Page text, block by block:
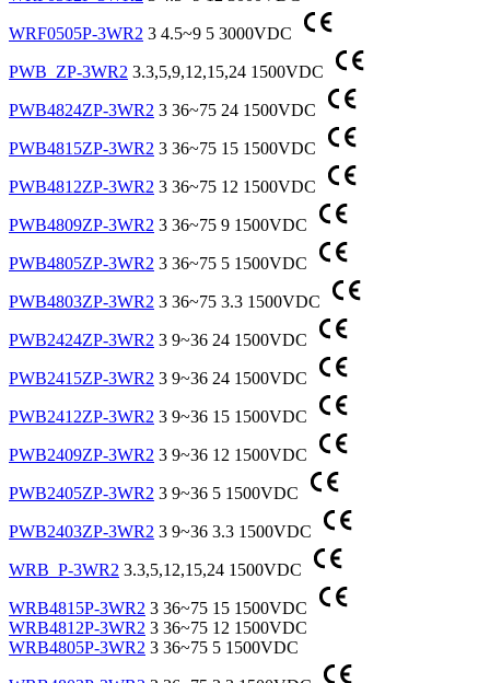
WRF0505P-3WR2 3 4.5~9 5 3000VDC
PWB_ZP-3WR2 3.3,5,9,12,15,24 1500VDC
PWB4824ZP-3WR2 3 36~75 24 1500VDC
PWB4815ZP-3WR2 3 36~75 15 1500VDC
PWB4812ZP-3WR2 3 36~75 12 1500VDC
PWB4809ZP-3WR2 3 36~75 9 1500VDC
PWB4805ZP-3WR2 3 36~75 5 1500VDC
PWB4803ZP-3WR2 3 36~75 3.3 1500VDC
PWB2424ZP-3WR2 3 9~36 24 1500VDC
PWB2415ZP-3WR2 3 9~36 24 1500VDC
PWB2412ZP-3WR2 3 9~36 15 1500VDC
PWB2409ZP-3WR2 3 9~36 12 1500VDC
PWB2405ZP-3WR2 3 9~36 5 1500VDC
PWB2403ZP-3WR2 3 9~36 3.3 1500VDC
WRB_P-3WR2 3.3,5,12,15,24 1500VDC
WRB4815P-3WR2 3 36~75 15 1500VDC
WRB4812P-3WR2 3 36~75 12 1500VDC
WRB4805P-3WR2 3 36~75 5 1500VDC